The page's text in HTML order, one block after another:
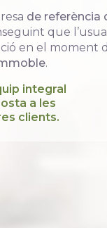
de referència
que
en el moment
.
integral
a les
clients.